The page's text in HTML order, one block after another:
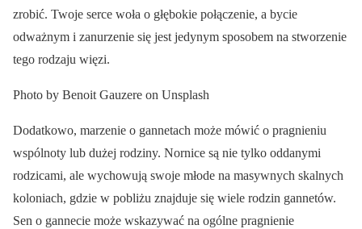
zrobić. Twoje serce woła o głębokie połączenie, a bycie
odważnym i zanurzenie się jest jedynym sposobem na stworzenie
tego rodzaju więzi.
Photo by Benoit Gauzere on Unsplash
Dodatkowo, marzenie o gannetach może mówić o pragnieniu
wspólnoty lub dużej rodziny. Nornice są nie tylko oddanymi
rodzicami, ale wychowują swoje młode na masywnych skalnych
koloniach, gdzie w pobliżu znajduje się wiele rodzin gannetów.
Sen o gannecie może wskazywać na ogólne pragnienie